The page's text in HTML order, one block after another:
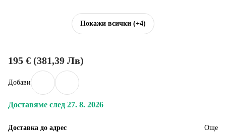
Покажи всички (+4)
195 € (381,39 Лв)
Добави
Доставяме след 27. 8. 2026
Доставка до адрес
Още